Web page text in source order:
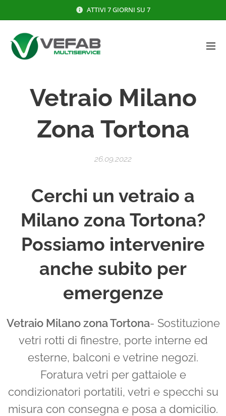
ATTIVI 7 GIORNI SU 7
Vetraio Milano
Zona Tortona
26.09.2022
Cerchi un vetraio a
Milano zona Tortona?
Possiamo intervenire
anche subito per
emergenze
Vetraio Milano zona Tortona- Sostituzione
vetri rotti di finestre, porte interne ed
esterne, balconi e vetrine negozi.
Foratura vetri per gattaiole e
condizionatori portatili, vetri e specchi su
misura con consegna e posa a domicilio.